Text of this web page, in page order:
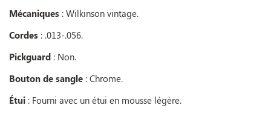
Mécaniques : Wilkinson vintage.
Cordes : .013-.056.
Pickguard : Non.
Bouton de sangle : Chrome.
Étui : Fourni avec un étui en mousse légère.